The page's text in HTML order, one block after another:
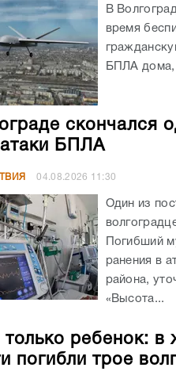
В
время
БПЛА дома,
скончался
БПЛА
04.08.2026 11:30
Один из
Погибший
ранения в
района,
«Высота...
ребенок:
погибли трое